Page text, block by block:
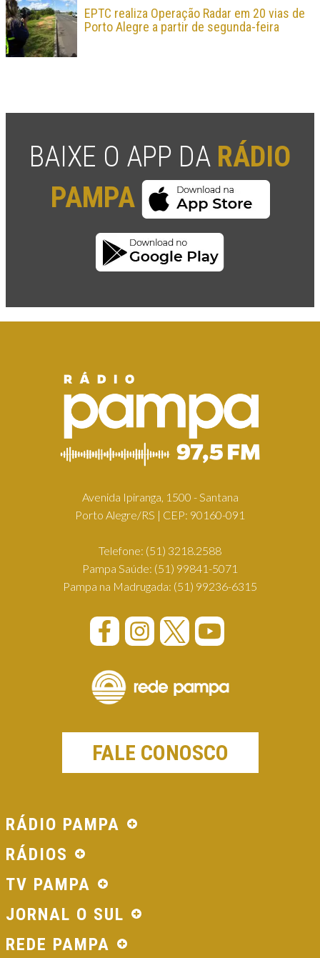
EPTC realiza Operação Radar em 20 vias de
Porto Alegre a partir de segunda-feira
BAIXE O APP DA RÁDIO
PAMPA
Avenida Ipiranga, 1500 - Santana
Porto Alegre/RS | CEP: 90160-091
Telefone: (51) 3218.2588
Pampa Saúde: (51) 99841-5071
Pampa na Madrugada: (51) 99236-6315
FALE CONOSCO
RÁDIO PAMPA
RÁDIOS
TV PAMPA
JORNAL O SUL
REDE PAMPA